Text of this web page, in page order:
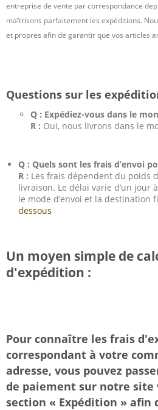
entreprise de vente par correspondance
maîtrisons parfaitement les expéditions.
et propres afin de garantir que vos articles
Questions sur les
Q : Expédiez-vous dans le
R : Oui, nous livrons dans le
Q : Quels sont les frais d’envoi
R : Les frais dépendent du poids
livraison. Le délai varie d’un jour
le mode d’envoi et la destination
dessous
Un moyen simple de
d'expédition :
Pour connaître les frais
correspondant à votre
adresse, vous pouvez
de paiement sur notre site
section « Expédition » afin